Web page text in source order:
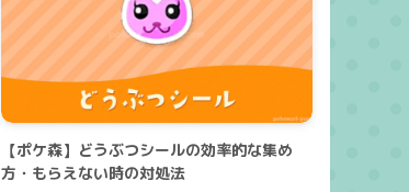
【ポケ森】どうぶつシールの効率的な集め
方・もらえない時の対処法